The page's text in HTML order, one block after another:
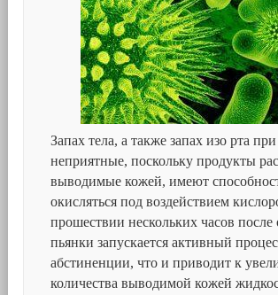
Запах тела, а также запах изо рта
неприятные, поскольку продукты
выводимые кожей, имеют
окисляться под воздействием
прошествии нескольких часов после
пьянки запускается активный
абстиненции, что и приводит к
количества выводимой кожей